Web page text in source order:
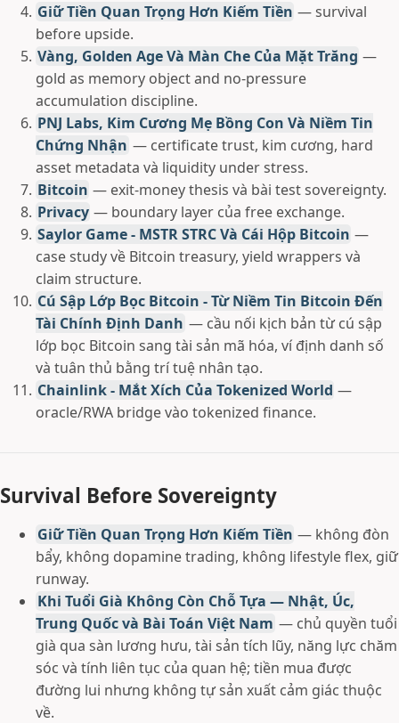
Giữ Tiền Quan Trọng Hơn Kiếm Tiền — survival
before upside.
Vàng, Golden Age Và Màn Che Của Mặt Trăng —
gold as memory object and no-pressure
accumulation discipline.
PNJ Labs, Kim Cương Mẹ Bồng Con Và Niềm Tin
Chứng Nhận — certificate trust, kim cương, hard
asset metadata và liquidity under stress.
Bitcoin — exit-money thesis và bài test sovereignty.
Privacy — boundary layer của free exchange.
Saylor Game - MSTR STRC Và Cái Hộp Bitcoin —
case study về Bitcoin treasury, yield wrappers và
claim structure.
Cú Sập Lớp Bọc Bitcoin - Từ Niềm Tin Bitcoin Đến
Tài Chính Định Danh — cầu nối kịch bản từ cú sập
lớp bọc Bitcoin sang tài sản mã hóa, ví định danh số
và tuân thủ bằng trí tuệ nhân tạo.
Chainlink - Mắt Xích Của Tokenized World —
oracle/RWA bridge vào tokenized finance.
Survival Before Sovereignty
Giữ Tiền Quan Trọng Hơn Kiếm Tiền — không đòn
bẩy, không dopamine trading, không lifestyle flex, giữ
runway.
Khi Tuổi Già Không Còn Chỗ Tựa — Nhật, Úc,
Trung Quốc và Bài Toán Việt Nam — chủ quyền tuổi
già qua sàn lương hưu, tài sản tích lũy, năng lực chăm
sóc và tính liên tục của quan hệ; tiền mua được
đường lui nhưng không tự sản xuất cảm giác thuộc
về.